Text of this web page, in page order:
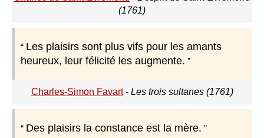
(1761)
Les plaisirs sont plus vifs pour les amants
heureux, leur félicité les augmente.
Charles-Simon Favart- Les trois sultanes (1761)
Des plaisirs la constance est la mère.